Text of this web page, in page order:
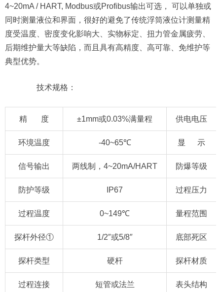
4~20mA / HART, Modbus或Profibus输出可选， 可以单独或
同时测量液位和界面，很好的避免了传统浮筒液位计测量精
度受温度、密度变化影响大、实物标定、扭力管金属疲劳、
后期维护量大等缺陷，而且具有高精度、高可靠、免维护等
典型优势。
技术规格：
精 度 ±1mm或0.03%满量程 供电电压
环境温度 -40~65℃ 显 示
信号输出 两线制，4~20mA/HART 防爆等级
防护等级 IP67 过程压力
过程温度 0~149℃ 量程范围
探杆外径① 1/2″或5/8″ 底部死区
探杆类型 硬杆 探杆材质
过程连接 短管或法兰 表头结构